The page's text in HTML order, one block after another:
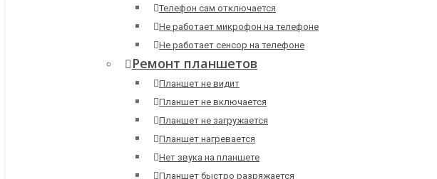
Телефон сам отключается
Не работает микрофон на телефоне
Не работает сенсор на телефоне
Ремонт планшетов
Планшет не видит
Планшет не включается
Планшет не загружается
Планшет нагревается
Нет звука на планшете
Планшет быстро разряжается